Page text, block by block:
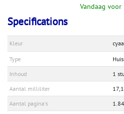
Vandaag
Specifications
Kleur
Type
Inhoud
1
Aantal milliliter
Aantal pagina's